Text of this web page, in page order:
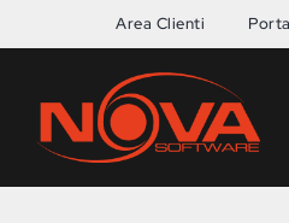
al
Area Clienti